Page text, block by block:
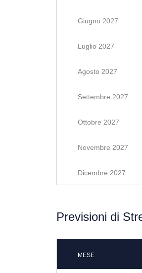
Giugno 2027
Luglio 2027
Agosto 2027
Settembre 2027
Ottobre 2027
Novembre 2027
Dicembre 2027
Previsioni di
MESE